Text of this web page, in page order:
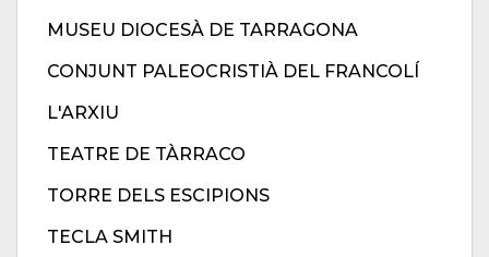
MUSEU DIOCESÀ DE TARRAGONA
CONJUNT PALEOCRISTIÀ DEL FRANCOLÍ
L'ARXIU
TEATRE DE TÀRRACO
TORRE DELS ESCIPIONS
TECLA SMITH